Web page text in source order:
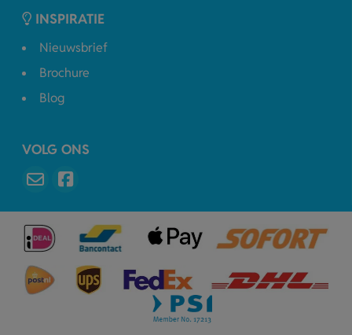
INSPIRATIE
Nieuwsbrief
Brochure
Blog
VOLG ONS